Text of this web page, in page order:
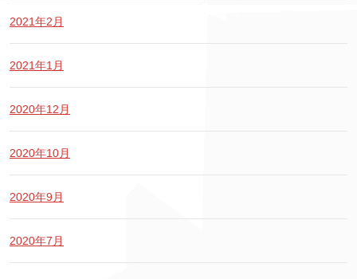
2021年2月
2021年1月
2020年12月
2020年10月
2020年9月
2020年7月